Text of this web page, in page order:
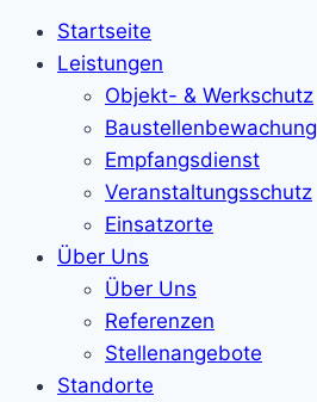
Startseite
Leistungen
Objekt- & Werkschutz
Baustellenbewachung
Empfangsdienst
Veranstaltungsschutz
Einsatzorte
Über Uns
Über Uns
Referenzen
Stellenangebote
Standorte